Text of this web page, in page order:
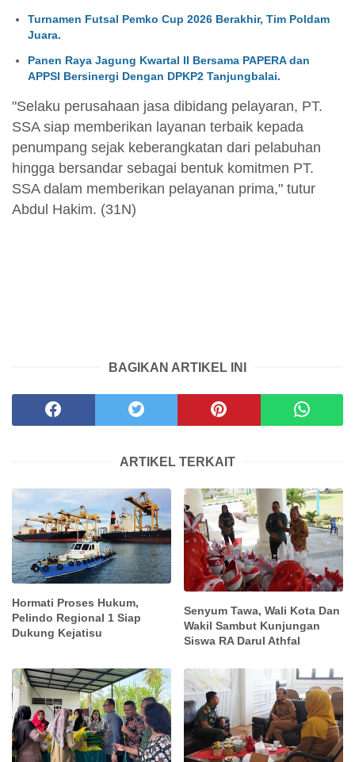
Turnamen Futsal Pemko Cup 2026 Berakhir, Tim Poldam
Juara.
Panen Raya Jagung Kwartal II Bersama PAPERA dan
APPSI Bersinergi Dengan DPKP2 Tanjungbalai.
"Selaku perusahaan jasa dibidang pelayaran, PT.
SSA siap memberikan layanan terbaik kepada
penumpang sejak keberangkatan dari pelabuhan
hingga bersandar sebagai bentuk komitmen PT.
SSA dalam memberikan pelayanan prima," tutur
Abdul Hakim. (31N)
BAGIKAN ARTIKEL INI
ARTIKEL TERKAIT
Hormati Proses Hukum,
Pelindo Regional 1 Siap
Dukung Kejatisu
Senyum Tawa, Wali Kota Dan
Wakil Sambut Kunjungan
Siswa RA Darul Athfal